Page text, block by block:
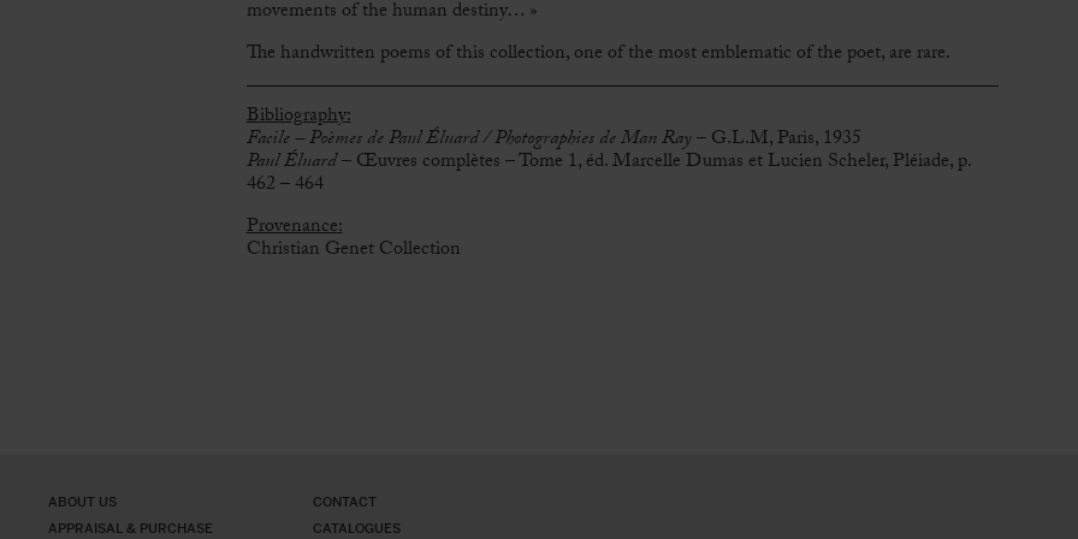
movements of the human destiny… »
The handwritten poems of this collection, one of the most emblematic of the poet, are rare.
Bibliography:
Facile – Poèmes de Paul Éluard / Photographies de Man Ray– G.L.M, Paris, 1935
Paul Éluard– Œuvres complètes – Tome 1, éd. Marcelle Dumas et Lucien Scheler, Pléiade, p.
462 – 464
Provenance:
Christian Genet Collection
ABOUT US
APPRAISAL & PURCHASE
CONTACT
CATALOGUES